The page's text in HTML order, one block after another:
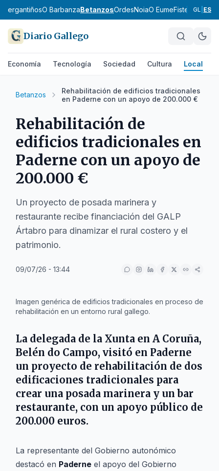
BergantiñosO BarbanzaBetanzosOrdesNoiaO EumeFisterraTerra
GL ES
Diario Gallego
Economía Tecnología Sociedad Cultura Local
Betanzos
Rehabilitación de edificios tradicionales
en Paderne con un apoyo de 200.000 €
Rehabilitación de
edificios tradicionales en
Paderne con un apoyo de
200.000 €
Un proyecto de posada marinera y
restaurante recibe financiación del GALP
Ártabro para dinamizar el rural costero y el
patrimonio.
09/07/26 - 13:44
Imagen genérica de edificios tradicionales en proceso de
rehabilitación en un entorno rural gallego.
La delegada de la Xunta en A Coruña,
Belén do Campo, visitó en Paderne
un proyecto de rehabilitación de dos
edificaciones tradicionales para
crear una posada marinera y un bar
restaurante, con un apoyo público de
200.000 euros.
La representante del Gobierno autonómico
destacó en Paderne el apoyo del Gobierno